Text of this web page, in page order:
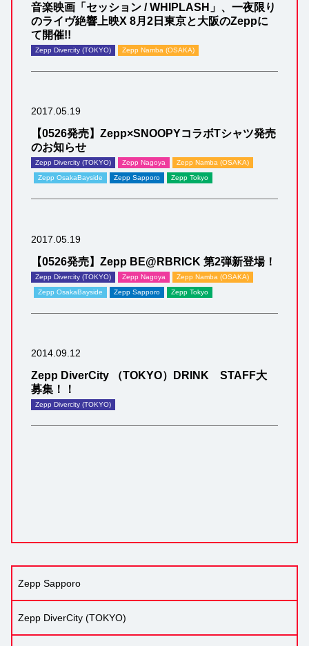
Zepp Divercity (TOKYO) Zepp Namba (OSAKA)
音楽映画「セッション / WHIPLASH」、一夜限り
のライヴ絶響上映X 8月2日東京と大阪のZeppに
て開催!!
2017.05.19
Zepp Divercity (TOKYO) Zepp Nagoya
Zepp Namba (OSAKA)
Zepp OsakaBayside
Zepp Sapporo Zepp Tokyo
【0526発売】Zepp×SNOOPYコラボTシャツ発売
のお知らせ
2017.05.19
Zepp Divercity (TOKYO) Zepp Nagoya
Zepp Namba (OSAKA)
Zepp OsakaBayside
Zepp Sapporo Zepp Tokyo
【0526発売】Zepp BE@RBRICK 第2弾新登場！
2014.09.12
Zepp Divercity (TOKYO)
Zepp DiverCity （TOKYO）DRINK STAFF大
募集！！
Zepp Sapporo
Zepp DiverCity (TOKYO)